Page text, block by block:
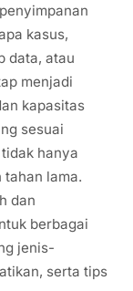
kasus,
data, atau
menjadi
kapasitas
sesuai
hanya
lama.
dan
berbagai
jenis-
serta tips